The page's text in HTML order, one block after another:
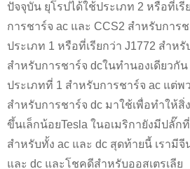
ปัจจุบัน ยุโรปได้ใช้ประเภท 2 หรือที่เรี
การชาร์จ ac และ CCS2 สำหรับการ
ประเภท 1 หรือที่เรียกว่า J1772 สำห
สำหรับการชาร์จ dcในทำนองเดียวกั
ประเภทที่ 1 สำหรับการชาร์จ ac แต่พ
สำหรับการชาร์จ dc มาใช้เพื่อทำให้สิ่
ขึ้นเล็กน้อยTesla ในอเมริกายังมีปลั๊ก
สำหรับทั้ง ac และ dc สุดท้ายนี้ เรามี
และ dc และโชคดีสำหรับออสเตรเลีย